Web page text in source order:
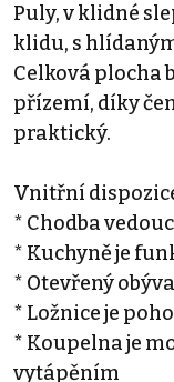
Puly, v klidné
klidu, s
Celková plocha
přízemí, díky
praktický.
Vnitřní
* Chodba
* Kuchyně je
* Otevřený
* Ložnice je
* Koupelna je
vytápěním